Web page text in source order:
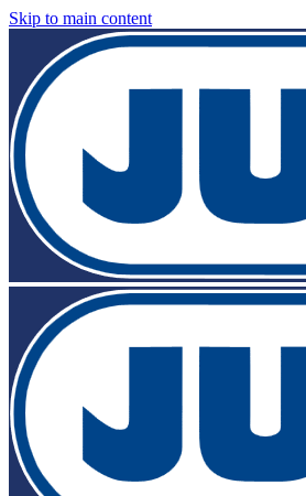
Skip to main content